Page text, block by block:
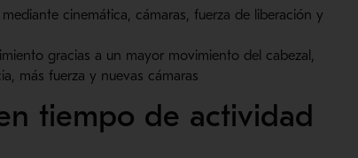
cinemática, cámaras, fuerza de liberación y
gracias a un mayor movimiento del cabezal,
más fuerza y nuevas cámaras
tiempo de actividad